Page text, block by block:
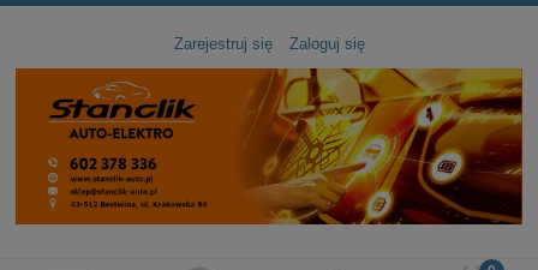
Zarejestruj się Zaloguj się